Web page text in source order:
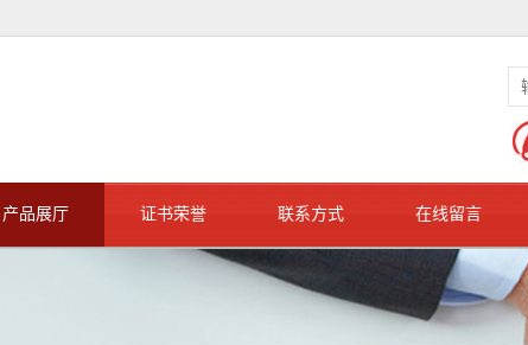
产品展厅 证书荣誉 联系方式 在线留言